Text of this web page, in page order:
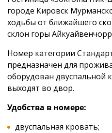
городе Кировск
ходьбы от ближайшего
склон горы
Номер категории
предназначен для
оборудован двуспальной
выходят во двор.
Удобства в номере:
двуспальная кровать;